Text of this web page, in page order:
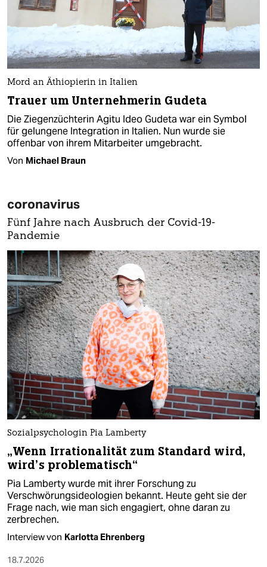
Mord an Äthiopierin in Italien
Trauer um Unternehmerin Gudeta
Die Ziegenzüchterin Agitu Ideo Gudeta war ein Symbol
für gelungene Integration in Italien. Nun wurde sie
offenbar von ihrem Mitarbeiter umgebracht.
Von Michael Braun
coronavirus
Fünf Jahre nach Ausbruch der Covid-19-
Pandemie
Sozialpsychologin Pia Lamberty
„Wenn Irrationalität zum Standard wird,
wird’s problematisch“
Pia Lamberty wurde mit ihrer Forschung zu
Verschwörungsideologien bekannt. Heute geht sie der
Frage nach, wie man sich engagiert, ohne daran zu
zerbrechen.
Interview von Karlotta Ehrenberg
18.7.2026